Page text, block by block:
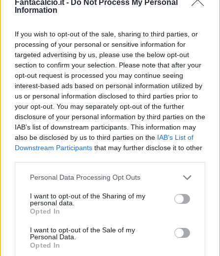
Fantacalcio.it - Do Not Process My Personal
Information
If you wish to opt-out of the sale, sharing to third parties, or
processing of your personal or sensitive information for
targeted advertising by us, please use the below opt-out
section to confirm your selection. Please note that after your
opt-out request is processed you may continue seeing
interest-based ads based on personal information utilized by
us or personal information disclosed to third parties prior to
your opt-out. You may separately opt-out of the further
disclosure of your personal information by third parties on the
IAB’s list of downstream participants. This information may
also be disclosed by us to third parties on the IAB’s List of
Downstream Participants that may further disclose it to other
Personal Data Processing Opt Outs
I want to opt-out of the Sharing of my
personal data.
Opted In
I want to opt-out of the Sale of my
Personal Data.
Opted In
Ilaria Gallozzi (Instagram)